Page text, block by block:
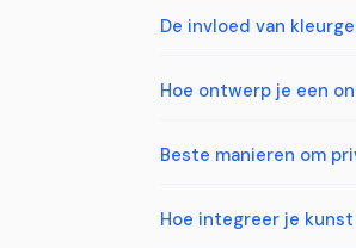
De invloed van
Hoe ontwerp je een
Beste manieren om
Hoe integreer je